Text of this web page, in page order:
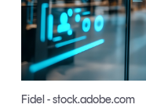
Podcast
Eventi e formazione
Tutti gli appuntamenti
Fidel - stock.adobe.com